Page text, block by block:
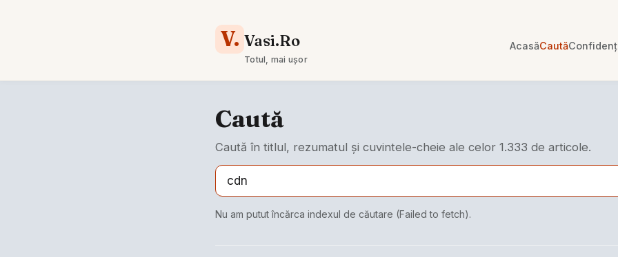
V. Vasi.Ro
Totul, mai ușor
AcasăCaută
Caută
Caută în titlul, rezumatul și cuvintele-cheie ale celor 1.333 de articole.
Nu am putut încărca indexul de căutare (Failed to fetch).